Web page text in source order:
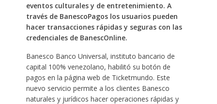
eventos culturales y de entretenimiento. A
través de BanescoPagos los usuarios pueden
hacer transacciones rápidas y seguras con las
credenciales de BanescOnline.
Banesco Banco Universal, instituto bancario de
capital 100% venezolano, habilitó su botón de
pagos en la página web de Ticketmundo. Este
nuevo servicio permite a los clientes Banesco
naturales y jurídicos hacer operaciones rápidas y